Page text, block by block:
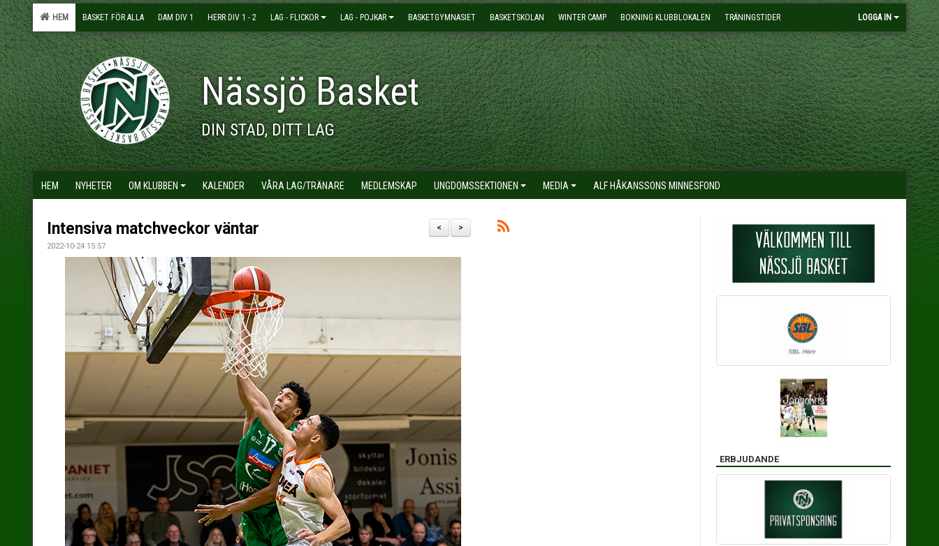
HEM BASKET FÖR ALLA DAM DIV 1 HERR DIV 1 - 2 LAG - FLICKOR LAG - POJKAR BASKETGYMNASIET BASKETSKOLAN WINTER CAMP BOKNING KLUBBLOKALEN TRÄNINGSTIDER LOGGA IN
Nässjö Basket
DIN STAD, DITT LAG
HEM NYHETER OM KLUBBEN KALENDER VÅRA LAG/TRÄNARE MEDLEMSKAP UNGDOMSSEKTIONEN MEDIA ALF HÅKANSSONS MINNESFOND
>
<
Intensiva matchveckor väntar
2022-10-24 15:57
ERBJUDANDE